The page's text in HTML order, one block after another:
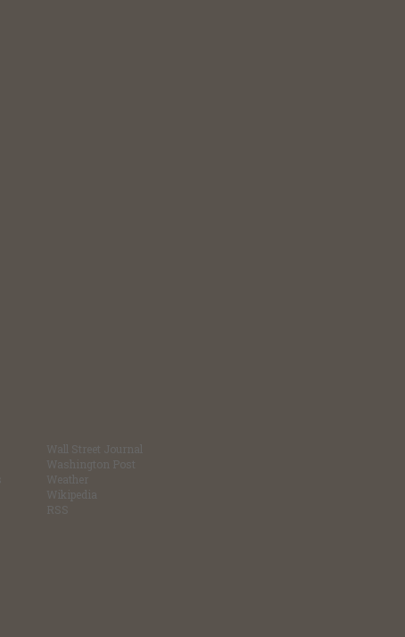
Wall Street Journal
Washington Post
Weather
Wikipedia
RSS